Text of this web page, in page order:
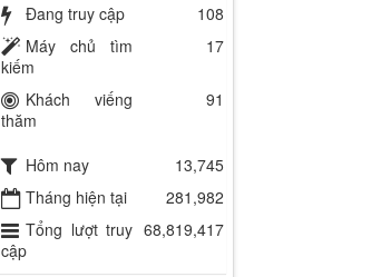
Đang truy cập
108
Máy chủ tìm
kiếm
17
Khách viếng
thăm
91
Hôm nay
13,745
Tháng hiện tại
281,982
Tổng lượt truy
cập
68,819,417